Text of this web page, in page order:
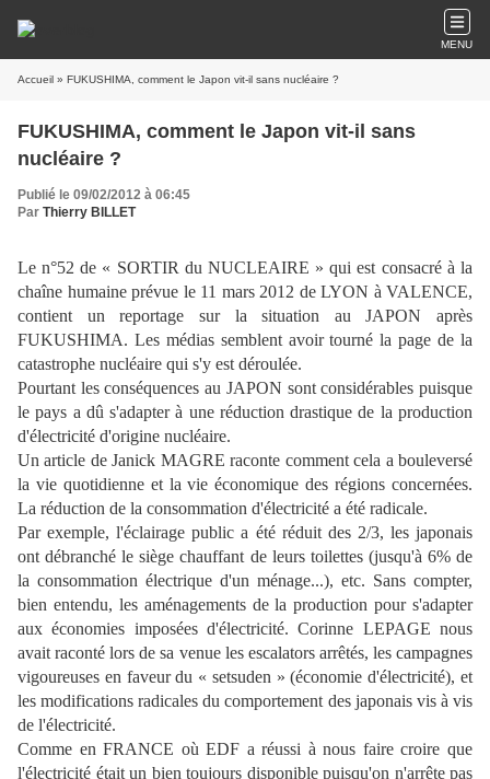
MENU
Accueil » FUKUSHIMA, comment le Japon vit-il sans nucléaire ?
FUKUSHIMA, comment le Japon vit-il sans
nucléaire ?
Publié le 09/02/2012 à 06:45
Par Thierry BILLET
Le n°52 de « SORTIR du NUCLEAIRE » qui est consacré à la
chaîne humaine prévue le 11 mars 2012 de LYON à VALENCE,
contient un reportage sur la situation au JAPON après
FUKUSHIMA. Les médias semblent avoir tourné la page de la
catastrophe nucléaire qui s'y est déroulée.
Pourtant les conséquences au JAPON sont considérables puisque
le pays a dû s'adapter à une réduction drastique de la production
d'électricité d'origine nucléaire.
Un article de Janick MAGRE raconte comment cela a bouleversé
la vie quotidienne et la vie économique des régions concernées.
La réduction de la consommation d'électricité a été radicale.
Par exemple, l'éclairage public a été réduit des 2/3, les japonais
ont débranché le siège chauffant de leurs toilettes (jusqu'à 6% de
la consommation électrique d'un ménage...), etc. Sans compter,
bien entendu, les aménagements de la production pour s'adapter
aux économies imposées d'électricité. Corinne LEPAGE nous
avait raconté lors de sa venue les escalators arrêtés, les campagnes
vigoureuses en faveur du « setsuden » (économie d'électricité), et
les modifications radicales du comportement des japonais vis à vis
de l'électricité.
Comme en FRANCE où EDF a réussi à nous faire croire que
l'électricité était un bien toujours disponible puisqu'on n'arrête pas